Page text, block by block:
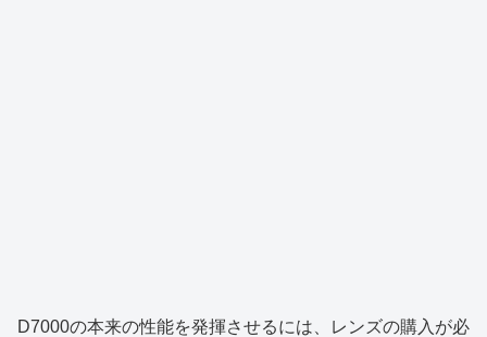
D7000の本来の性能を発揮させるには、レンズの購入が必